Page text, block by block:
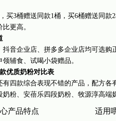
买3桶赠送同款1桶，买6桶赠送同
更高。
抖音企业店、拼多多企业店均可选购
辅食、试喝小袋赠品。
优质奶粉对比表
有四款综合表现不错的产品，配方各
粉、安蓓乐四段奶粉、牧源淳高端
产品特点 适用